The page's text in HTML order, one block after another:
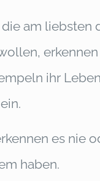
die am
ihr
es nie
haben.